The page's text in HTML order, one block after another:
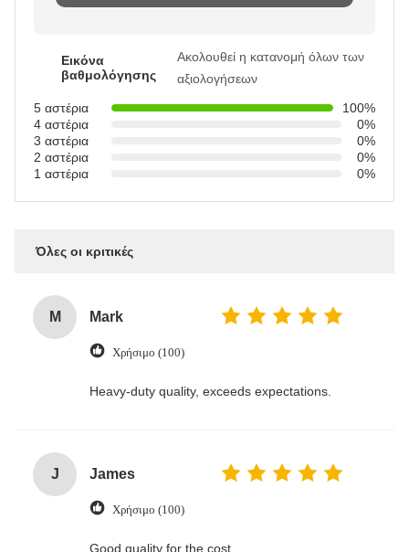
Εικόνα
βαθμολόγησης
Ακολουθεί η κατανομή όλων των
αξιολογήσεων
5 αστέρια
100%
4 αστέρια
0%
3 αστέρια
0%
2 αστέρια
0%
1 αστέρια
0%
Όλες οι κριτικές
M Mark
Χρήσιμο (100)
Heavy-duty quality, exceeds expectations.
J James
Χρήσιμο (100)
Good quality for the cost.